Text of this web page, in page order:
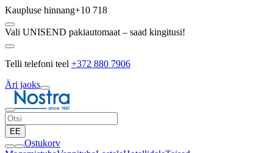
Kaupluse hinnang+10 718
Vali UNISEND pakiautomaat – saad kingitusi!
Telli telefoni teel +372 880 7906
Äri jaoks
EE
Ostukorv